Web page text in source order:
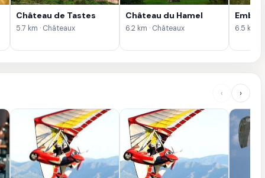
Château de Tastes
5.7 km · Châteaux
Château du Hamel
6.2 km · Châteaux 6.5 km ·
‹ ›